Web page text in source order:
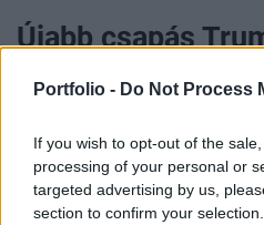
Portfolio - Do Not Process
If you wish to opt-out of the
processing of your personal or
targeted advertising by us,
section to confirm your
Újabb csapás
republikánusok
2017. szeptember 27. 08:05
A héten már nem